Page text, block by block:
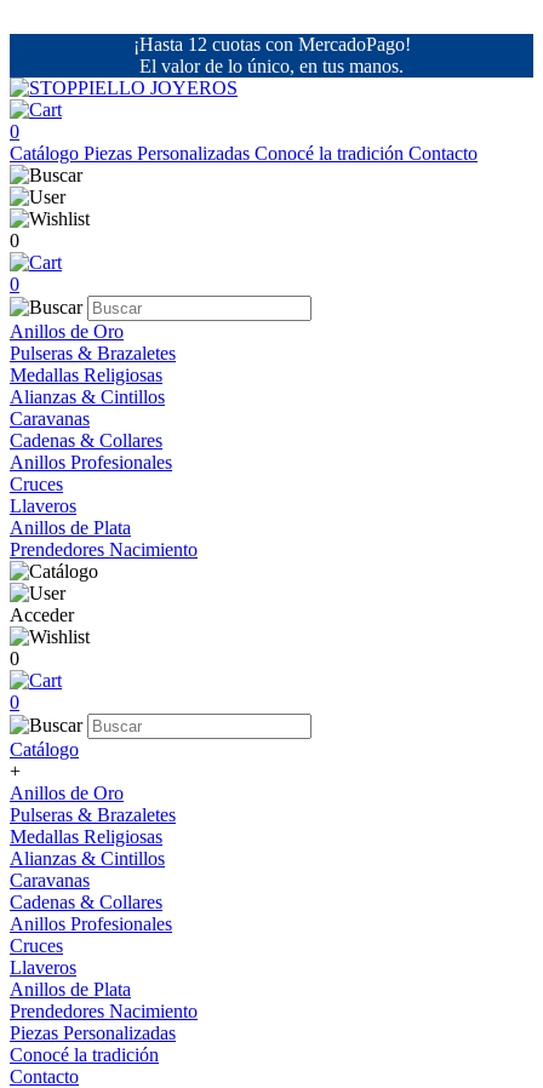
¡Hasta 12 cuotas con MercadoPago!
El valor de lo único, en tus manos.
0
Catálogo Piezas Personalizadas Conocé la tradición Contacto
0
0
Anillos de Oro
Pulseras & Brazaletes
Medallas Religiosas
Alianzas & Cintillos
Caravanas
Cadenas & Collares
Anillos Profesionales
Cruces
Llaveros
Anillos de Plata
Prendedores Nacimiento
Acceder
0
0
Catálogo
+
Anillos de Oro
Pulseras & Brazaletes
Medallas Religiosas
Alianzas & Cintillos
Caravanas
Cadenas & Collares
Anillos Profesionales
Cruces
Llaveros
Anillos de Plata
Prendedores Nacimiento
Piezas Personalizadas
Conocé la tradición
Contacto